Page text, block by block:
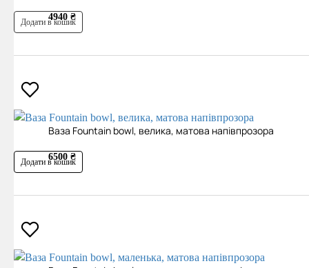
4940 ₴
Додати в кошик
Ваза Fountain bowl, велика, матова напівпрозора
6500 ₴
Додати в кошик